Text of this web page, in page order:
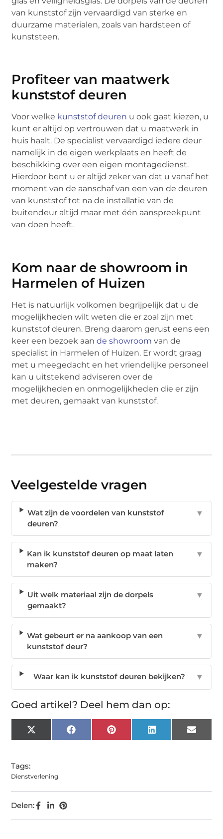
van kunststof zijn vervaardigd van sterke en
duurzame materialen, zoals van hardsteen of
kunststeen.
Profiteer van maatwerk
kunststof deuren
Voor welke kunststof deuren u ook gaat kiezen, u
kunt er altijd op vertrouwen dat u maatwerk in
huis haalt. De specialist vervaardigd iedere deur
namelijk in de eigen werkplaats en heeft de
beschikking over een eigen montagedienst.
Hierdoor bent u er altijd zeker van dat u vanaf het
moment van de aanschaf van een van de deuren
van kunststof tot na de installatie van de
buitendeur altijd maar met één aanspreekpunt
van doen heeft.
Kom naar de showroom in
Harmelen of Huizen
Het is natuurlijk volkomen begrijpelijk dat u de
mogelijkheden wilt weten die er zoal zijn met
kunststof deuren. Breng daarom gerust eens een
keer een bezoek aande showroom van de
specialist in Harmelen of Huizen. Er wordt graag
met u meegedacht en het vriendelijke personeel
kan u uitstekend adviseren over de
mogelijkheden en onmogelijkheden die er zijn
met deuren, gemaakt van kunststof.
Veelgestelde vragen
Wat zijn de voordelen van kunststof
deuren?
▼
Kan ik kunststof deuren op maat laten
maken?
▼
Uit welk materiaal zijn de dorpels
gemaakt?
▼
Wat gebeurt er na aankoop van een
kunststof deur?
▼
Waar kan ik kunststof deuren bekijken? ▼
Goed artikel? Deel hem dan op:
X
(Twitter)
FacebookPinterest LinkedIn Email
Tags:
Dienstverlening
Delen: